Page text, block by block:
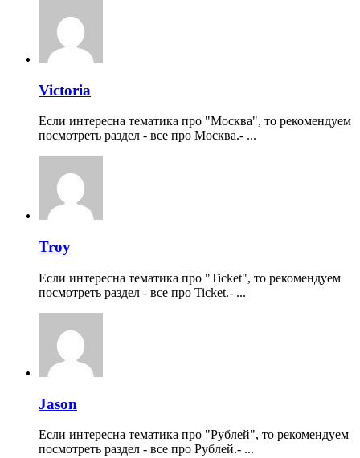
Victoria
Если интересна тематика про "Москва", то рекомендуем
посмотреть раздел - все про Москва.- ...
Troy
Если интересна тематика про "Ticket", то рекомендуем
посмотреть раздел - все про Ticket.- ...
Jason
Если интересна тематика про "Рублей", то рекомендуем
посмотреть раздел - все про Рублей.- ...